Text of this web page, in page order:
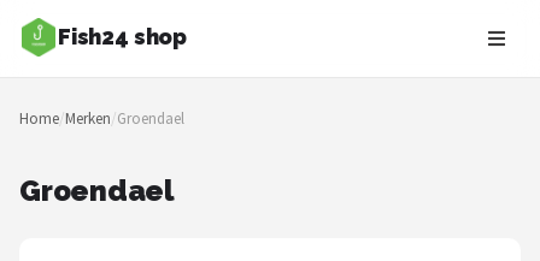
Fish24 shop
Zoeken
NAVIGATIE
Home/Merken/Groendael
Groendael